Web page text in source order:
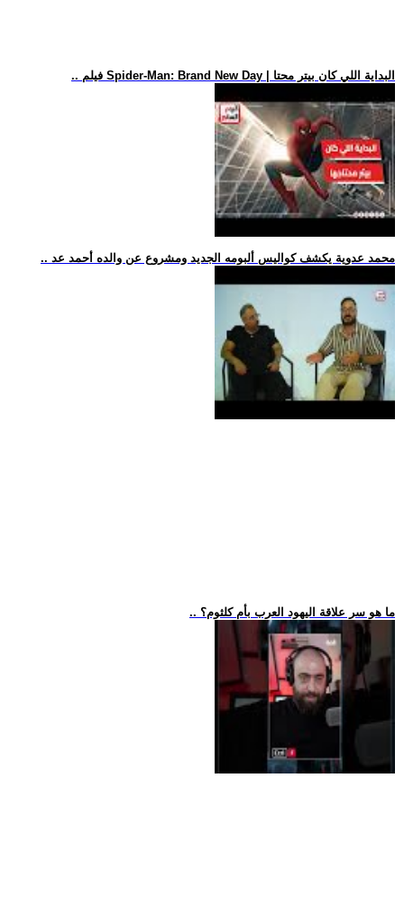
.. فيلم Spider-Man: Brand New Day | البداية اللي كان بيتر محتا
.. محمد عدوية يكشف كواليس ألبومه الجديد ومشروع عن والده أحمد عد
.. ما هو سر علاقة اليهود العرب بأم كلثوم؟